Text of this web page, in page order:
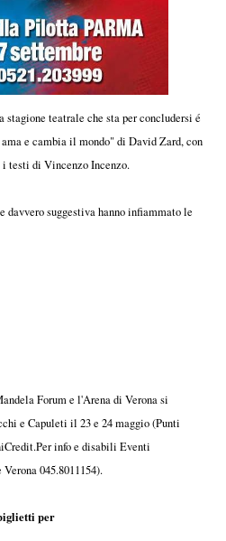
teatrale che sta per concludersi é
e cambia il mondo" di David Zard, con
i testi di Vincenzo Incenzo.
davvero suggestiva hanno infiammato le
Forum e l'Arena di Verona si
e Capuleti il 23 e 24 maggio (Punti
info e disabili Eventi
045.8011154).
per